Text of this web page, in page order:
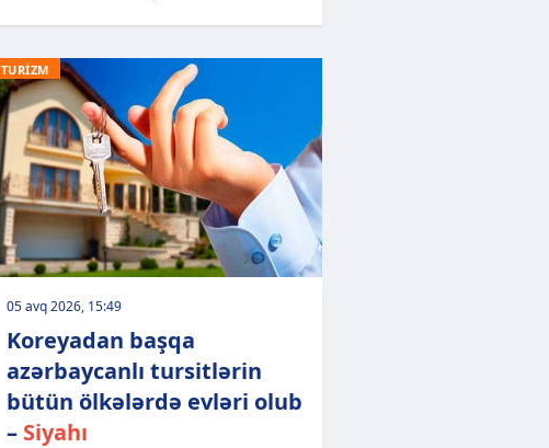
TURİZM
05 avq 2026, 15:49
Koreyadan başqa
azərbaycanlı tursitlərin
bütün ölkələrdə evləri olub
– Siyahı